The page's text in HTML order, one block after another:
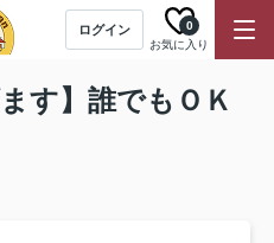
ログイン
お気に入り
0
す】誰でもＯＫ